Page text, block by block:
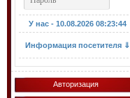
У нас - 10.08.2026 08:23:45
Информация посетителя ⇓
Авторизация